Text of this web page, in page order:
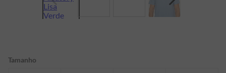
Tamanho
manga longa